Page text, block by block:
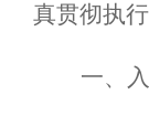
真贯彻执行
一、